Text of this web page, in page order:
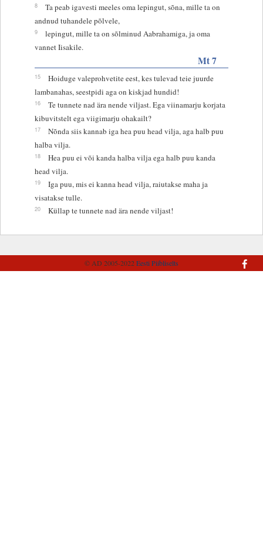
8
Ta peab igavesti meeles oma lepingut, sõna, mille ta on
andnud tuhandele põlvele,
9
lepingut, mille ta on sõlminud Aabrahamiga, ja oma
vannet Iisakile.
Mt 7
15
Hoiduge valeprohvetite eest, kes tulevad teie juurde
lambanahas, seestpidi aga on kiskjad hundid!
16
Te tunnete nad ära nende viljast. Ega viinamarju korjata
kibuvitstelt ega viigimarju ohakailt?
17
Nõnda siis kannab iga hea puu head vilja, aga halb puu
halba vilja.
18
Hea puu ei või kanda halba vilja ega halb puu kanda
head vilja.
19
Iga puu, mis ei kanna head vilja, raiutakse maha ja
visatakse tulle.
20 Küllap te tunnete nad ära nende viljast!
© AD 2005-2022Eesti Piibliselts